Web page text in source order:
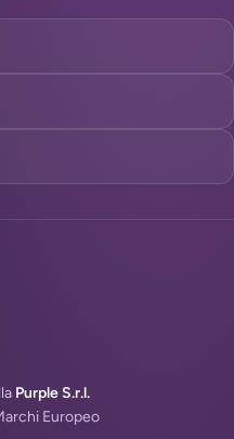
Purple S.r.l.
Europeo